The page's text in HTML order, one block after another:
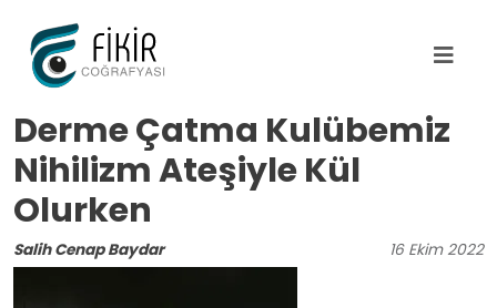
Derme Çatma Kulübemiz
Nihilizm Ateşiyle Kül
Olurken
Salih Cenap Baydar 16 Ekim 2022